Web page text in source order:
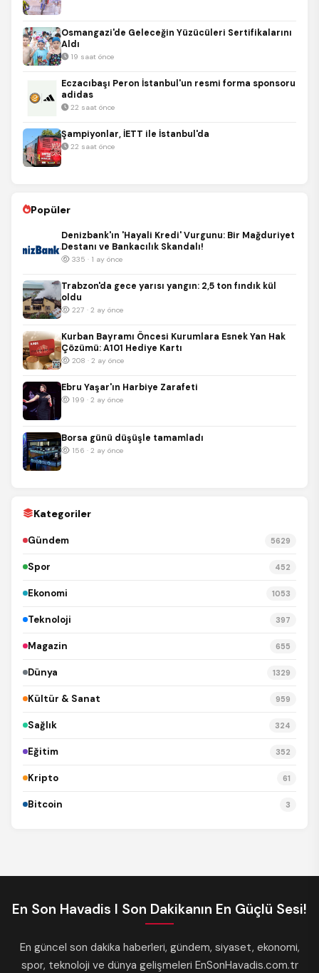
Osmangazi'de Geleceğin Yüzücüleri Sertifikalarını
Aldı
19 saat önce
Eczacıbaşı Peron İstanbul'un resmi forma sponsoru
adidas
22 saat önce
Şampiyonlar, İETT ile İstanbul'da
22 saat önce
Popüler
Denizbank'ın 'Hayali Kredi' Vurgunu: Bir Mağduriyet
Destanı ve Bankacılık Skandalı!
335 · 1 ay önce
Trabzon'da gece yarısı yangın: 2,5 ton fındık kül
oldu
227 · 2 ay önce
Kurban Bayramı Öncesi Kurumlara Esnek Yan Hak
Çözümü: A101 Hediye Kartı
208 · 2 ay önce
Ebru Yaşar'ın Harbiye Zarafeti
199 · 2 ay önce
Borsa günü düşüşle tamamladı
156 · 2 ay önce
Kategoriler
Gündem 5629
Spor 452
Ekonomi 1053
Teknoloji 397
Magazin 655
Dünya 1329
Kültür & Sanat 959
Sağlık 324
Eğitim 352
Kripto 61
Bitcoin 3
En Son Havadis I Son Dakikanın En Güçlü Sesi!
En güncel son dakika haberleri, gündem, siyaset, ekonomi,
spor, teknoloji ve dünya gelişmeleri EnSonHavadis.com.tr